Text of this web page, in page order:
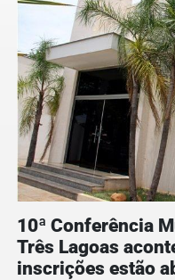
10ª Conferência
Três Lagoas
inscrições estão